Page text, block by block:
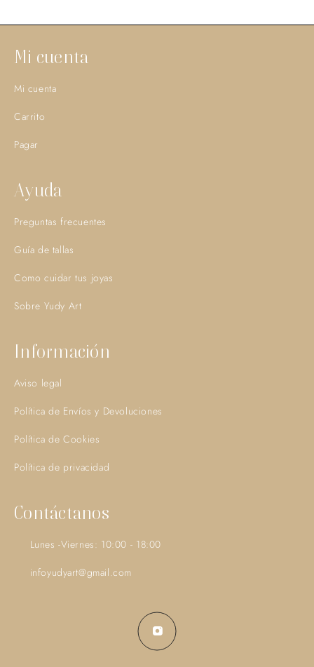
Mi cuenta
Mi cuenta
Carrito
Pagar
Ayuda
Preguntas frecuentes
Guía de tallas
Como cuidar tus joyas
Sobre Yudy Art
Información
Aviso legal
Política de Envíos y Devoluciones
Política de Cookies
Política de privacidad
Contáctanos
Lunes -Viernes: 10:00 - 18:00
infoyudyart@gmail.com